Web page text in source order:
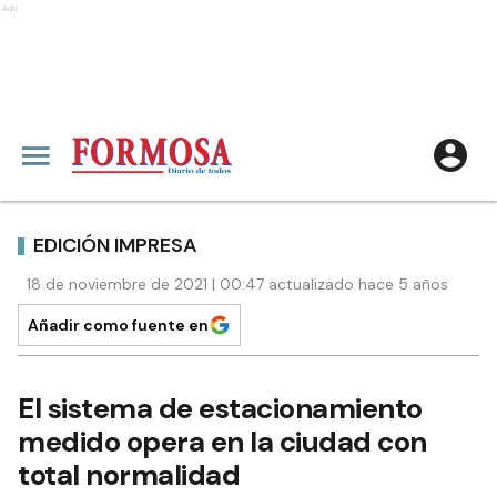
Ads
EDICIÓN IMPRESA
18 de noviembre de 2021 | 00:47 actualizado hace 5 años
Añadir como fuente en
El sistema de estacionamiento
medido opera en la ciudad con
total normalidad